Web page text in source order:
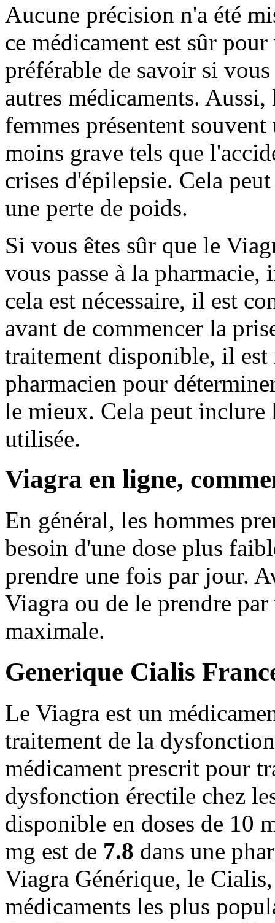
Aucune précision n'a été
ce médicament est sûr
préférable de savoir si
autres médicaments.
femmes présentent
moins grave tels que
crises d'épilepsie. Cela
une perte de poids.
Si vous êtes sûr que le
vous passe à la
cela est nécessaire, il est
avant de commencer la
traitement disponible, il est
pharmacien pour
le mieux. Cela peut inclure
utilisée.
Viagra en ligne,
En général, les hommes
besoin d'une dose plus
prendre une fois par jour.
Viagra ou de le prendre
maximale.
Generique Cialis
Le Viagra est un
traitement de la
médicament prescrit pour
dysfonction érectile chez
disponible en doses de 10
mg est de 7.8 dans une
Viagra Générique, le
médicaments les plus